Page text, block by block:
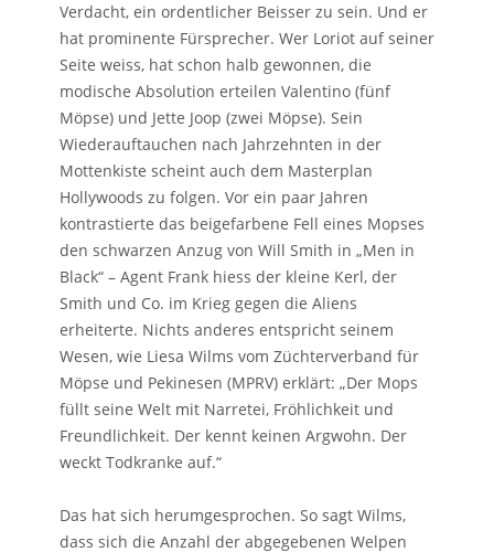
Verdacht, ein ordentlicher Beisser zu sein. Und er
hat prominente Fürsprecher. Wer Loriot auf seiner
Seite weiss, hat schon halb gewonnen, die
modische Absolution erteilen Valentino (fünf
Möpse) und Jette Joop (zwei Möpse). Sein
Wiederauftauchen nach Jahrzehnten in der
Mottenkiste scheint auch dem Masterplan
Hollywoods zu folgen. Vor ein paar Jahren
kontrastierte das beigefarbene Fell eines Mopses
den schwarzen Anzug von Will Smith in „Men in
Black“ – Agent Frank hiess der kleine Kerl, der
Smith und Co. im Krieg gegen die Aliens
erheiterte. Nichts anderes entspricht seinem
Wesen, wie Liesa Wilms vom Züchterverband für
Möpse und Pekinesen (MPRV) erklärt: „Der Mops
füllt seine Welt mit Narretei, Fröhlichkeit und
Freundlichkeit. Der kennt keinen Argwohn. Der
weckt Todkranke auf.“
Das hat sich herumgesprochen. So sagt Wilms,
dass sich die Anzahl der abgegebenen Welpen